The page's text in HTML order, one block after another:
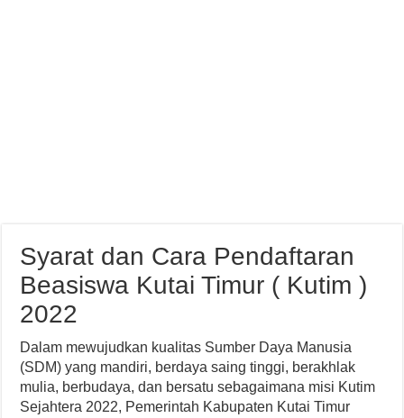
Syarat dan Cara Pendaftaran
Beasiswa Kutai Timur ( Kutim )
2022
Dalam mewujudkan kualitas Sumber Daya Manusia
(SDM) yang mandiri, berdaya saing tinggi, berakhlak
mulia, berbudaya, dan bersatu sebagaimana misi Kutim
Sejahtera 2022, Pemerintah Kabupaten Kutai Timur